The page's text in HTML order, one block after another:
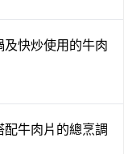
及快炒使用的牛肉
配牛肉片的總烹調